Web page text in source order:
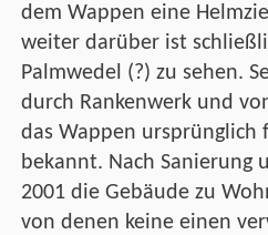
dem Wappen eine
weiter darüber ist
Palmwedel (?) zu sehen.
durch Rankenwerk und
das Wappen ursprünglich
bekannt. Nach Sanierung
2001 die Gebäude zu
von denen keine einen